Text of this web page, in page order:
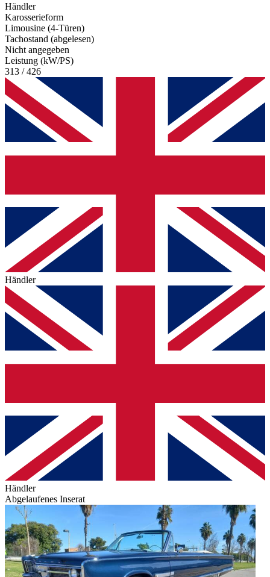
Händler
Karosserieform
Limousine (4-Türen)
Tachostand (abgelesen)
Nicht angegeben
Leistung (kW/PS)
313 / 426
Händler
Händler
Abgelaufenes Inserat